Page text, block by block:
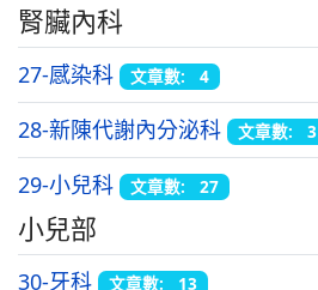
腎臟內科
27-感染科 文章數: 4
28-新陳代謝內分泌科 文章數: 3
29-小兒科 文章數: 27
小兒部
30-牙科 文章數: 13